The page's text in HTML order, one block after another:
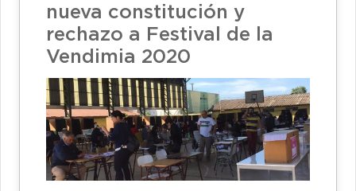
nueva constitución y
rechazo a Festival de la
Vendimia 2020